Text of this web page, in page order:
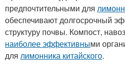
предпочтительными для
обеспечивают долгосрочный
структуру почвы. Компост,
наиболее эффективными
для лимонника китайского.